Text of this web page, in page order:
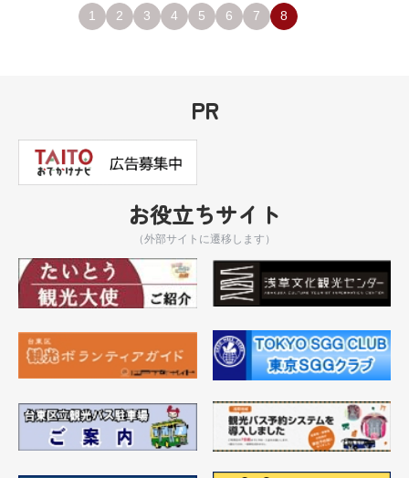
1 2 3 4 5 6 7 8
PR
お役立ちサイト
（外部サイトに遷移します）